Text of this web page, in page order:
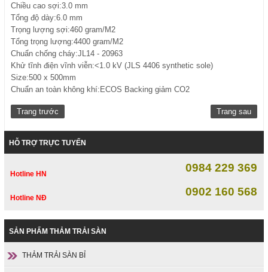
Chiều cao sợi:3.0 mm
Tổng độ dày:6.0 mm
Trọng lượng sợi:460 gram/M2
Tổng trọng lượng:4400 gram/M2
Chuẩn chống cháy:JL14 - 20963
Khử tĩnh điện vĩnh viễn:<1.0 kV (JLS 4406 synthetic sole)
Size:500 x 500mm
Chuẩn an toàn không khí:ECOS Backing giảm CO2
Trang trước Trang sau
HỖ TRỢ TRỰC TUYẾN
Hotline HN 0984 229 369
Hotline NĐ 0902 160 568
SẢN PHẨM THẢM TRẢI SÀN
THẢM TRẢI SÀN BỈ